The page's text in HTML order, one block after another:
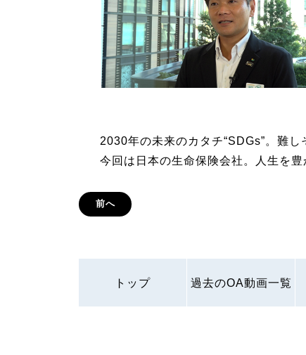
2030年の未来のカタチ“SDGs”。難
今回は日本の生命保険会社。人生を豊
前へ
トップ 過去のOA動画一覧